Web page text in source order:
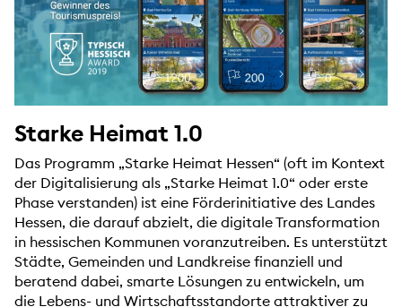
Starke Heimat 1.0
Das Programm „Starke Heimat Hessen“ (oft im Kontext
der Digitalisierung als „Starke Heimat 1.0“ oder erste
Phase verstanden) ist eine Förderinitiative des Landes
Hessen, die darauf abzielt, die digitale Transformation
in hessischen Kommunen voranzutreiben. Es unterstützt
Städte, Gemeinden und Landkreise finanziell und
beratend dabei, smarte Lösungen zu entwickeln, um
die Lebens- und Wirtschaftsstandorte attraktiver zu